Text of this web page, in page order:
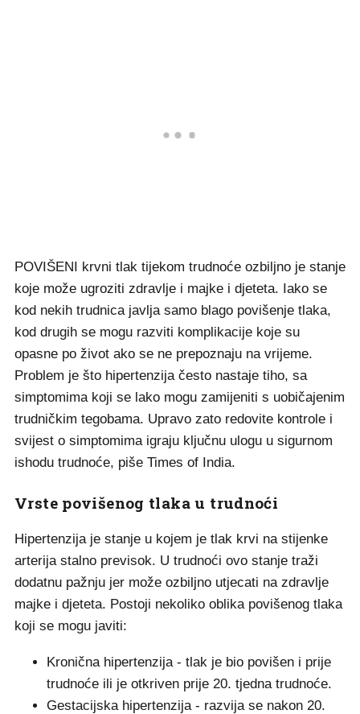
POVIŠENI krvni tlak tijekom trudnoće ozbiljno je stanje
koje može ugroziti zdravlje i majke i djeteta. Iako se
kod nekih trudnica javlja samo blago povišenje tlaka,
kod drugih se mogu razviti komplikacije koje su
opasne po život ako se ne prepoznaju na vrijeme.
Problem je što hipertenzija često nastaje tiho, sa
simptomima koji se lako mogu zamijeniti s uobičajenim
trudničkim tegobama. Upravo zato redovite kontrole i
svijest o simptomima igraju ključnu ulogu u sigurnom
ishodu trudnoće, piše Times of India.
Vrste povišenog tlaka u trudnoći
Hipertenzija je stanje u kojem je tlak krvi na stijenke
arterija stalno previsok. U trudnoći ovo stanje traži
dodatnu pažnju jer može ozbiljno utjecati na zdravlje
majke i djeteta. Postoji nekoliko oblika povišenog tlaka
koji se mogu javiti:
Kronična hipertenzija - tlak je bio povišen i prije
trudnoće ili je otkriven prije 20. tjedna trudnoće.
Gestacijska hipertenzija - razvija se nakon 20.